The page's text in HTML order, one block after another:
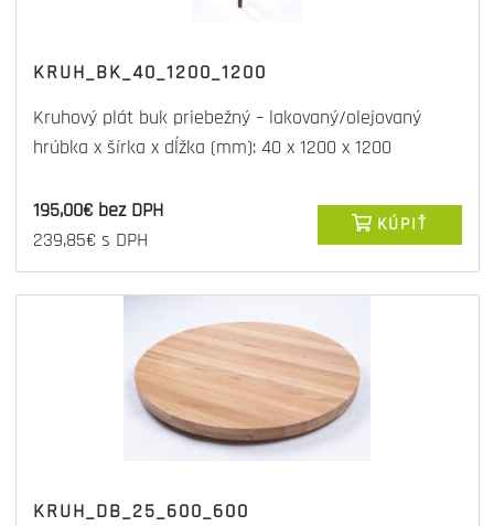
KRUH_BK_40_1200_1200
Kruhový plát buk priebežný – lakovaný/olejovaný
hrúbka x šírka x dĺžka (mm): 40 x 1200 x 1200
195,00€ bez DPH
239,85€ s DPH
KÚPIŤ
KRUH_DB_25_600_600